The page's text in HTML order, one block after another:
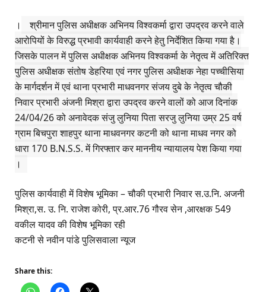
।
श्रीमान पुलिस अधीक्षक अभिनय विश्वकर्मा द्वारा उपद्रव करने वाले
आरोपियों के विरुद्ध प्रभावी कार्यवाही करने हेतु निर्देशित किया गया है।
जिसके पालन में पुलिस अधीक्षक अभिनय विश्वकर्मा के नेतृत्व में अतिरिक्त
पुलिस अधीक्षक संतोष डेहरिया एवं नगर पुलिस अधीक्षक नेहा पच्चीसिया
के मार्गदर्शन में एवं थाना प्रभारी माधवनगर संजय दुबे के नेतृत्व चौकी
निवार प्रभारी अंजनी मिश्रा द्वारा उपद्रव करने वालों को आज दिनांक
24/04/26 को अनावेदक संजु लुनिया पिता सरजु लुनिया उम्र 25 वर्ष
ग्राम बिचपुरा शाहपुर थाना माधवनगर कटनी को थाना माधव नगर को
धारा 170 B.N.S.S. में गिरफ्तार कर माननीय न्यायालय पेश किया गया
।
पुलिसकार्यवाहीमेंविशेष भूमिका – चौकी प्रभारी निवार स.उ.नि. अजनी
मिश्रा,स. उ. नि. राजेश कोरी, प्र.आर.76 गौरव सेन ,आरक्षक 549
वकील यादव की विशेष भूमिका रही
कटनीसेनवीनपांडेपुलिसवालान्यूज
Share this: